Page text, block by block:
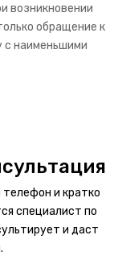
возникновении
обращение к
с наименьшими
телефон и кратко
специалист по
и даст